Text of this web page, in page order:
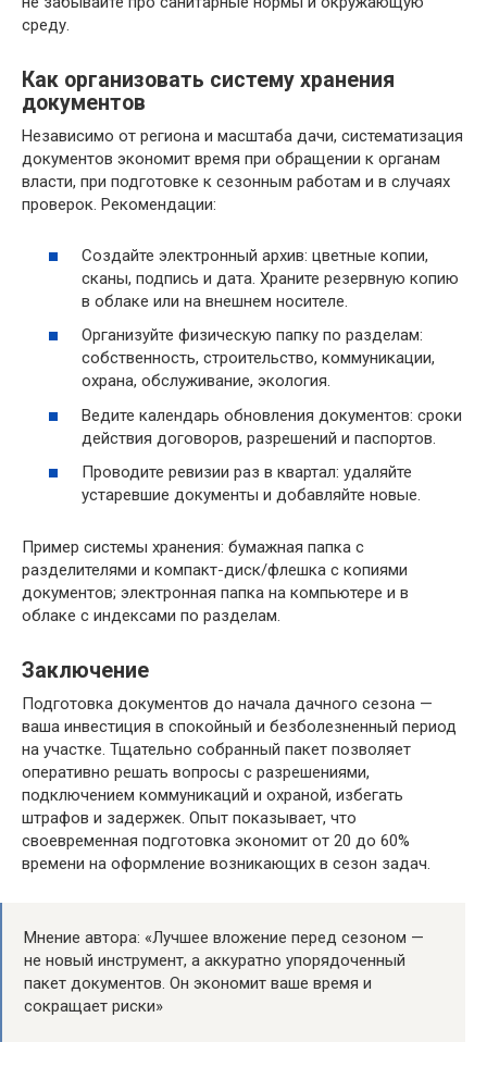
среду.
Как организовать систему хранения
документов
Независимо от региона и масштаба дачи, систематизация
документов экономит время при обращении к органам
власти, при подготовке к сезонным работам и в случаях
проверок. Рекомендации:
Создайте электронный архив: цветные копии,
сканы, подпись и дата. Храните резервную копию
в облаке или на внешнем носителе.
Организуйте физическую папку по разделам:
собственность, строительство, коммуникации,
охрана, обслуживание, экология.
Ведите календарь обновления документов: сроки
действия договоров, разрешений и паспортов.
Проводите ревизии раз в квартал: удаляйте
устаревшие документы и добавляйте новые.
Пример системы хранения: бумажная папка с
разделителями и компакт-диск/флешка с копиями
документов; электронная папка на компьютере и в
облаке с индексами по разделам.
Заключение
Подготовка документов до начала дачного сезона —
ваша инвестиция в спокойный и безболезненный период
на участке. Тщательно собранный пакет позволяет
оперативно решать вопросы с разрешениями,
подключением коммуникаций и охраной, избегать
штрафов и задержек. Опыт показывает, что
своевременная подготовка экономит от 20 до 60%
времени на оформление возникающих в сезон задач.
Мнение автора: «Лучшее вложение перед сезоном —
не новый инструмент, а аккуратно упорядоченный
пакет документов. Он экономит ваше время и
сокращает риски»